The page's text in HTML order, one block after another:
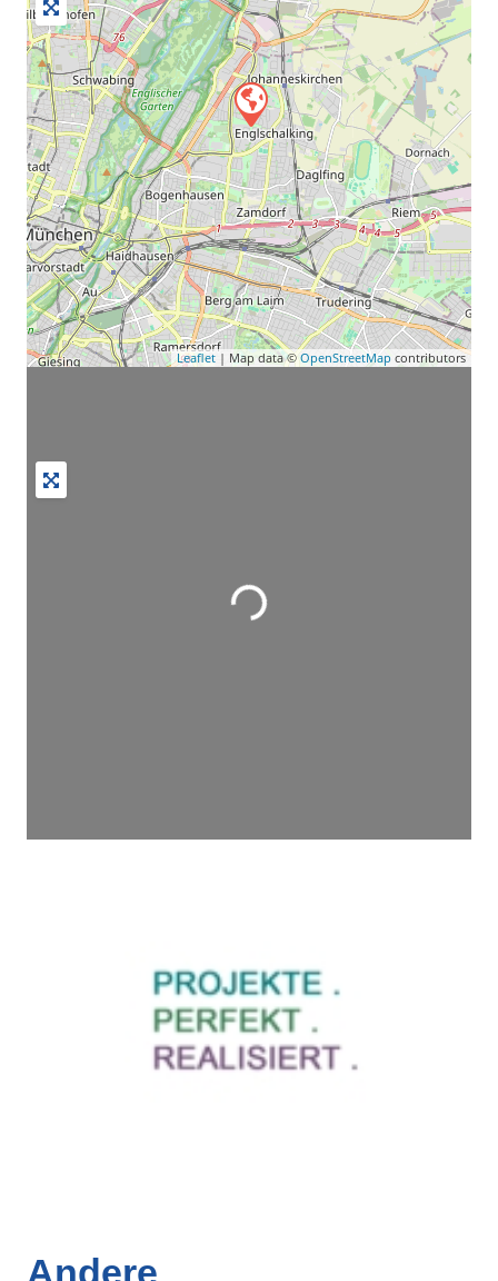
Leaflet | Map data © OpenStreetMap contributors
Wird geladen …
Andere